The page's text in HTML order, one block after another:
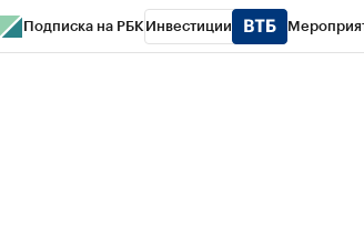
Подписка на РБК Инвестиции